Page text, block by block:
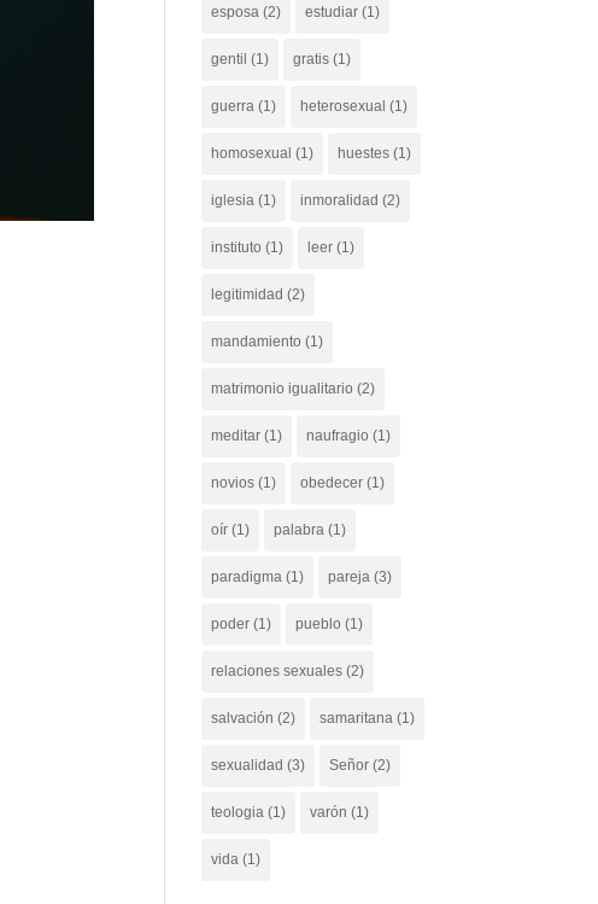
esposa (2) estudiar (1)
gentil (1) gratis (1)
guerra (1) heterosexual (1)
homosexual (1) huestes (1)
iglesia (1) inmoralidad (2)
instituto (1) leer (1)
legitimidad (2)
mandamiento (1)
matrimonio igualitario (2)
meditar (1) naufragio (1)
novios (1) obedecer (1)
oír (1) palabra (1)
paradigma (1) pareja (3)
poder (1) pueblo (1)
relaciones sexuales (2)
salvación (2) samaritana (1)
sexualidad (3) Señor (2)
teologia (1) varón (1)
vida (1)